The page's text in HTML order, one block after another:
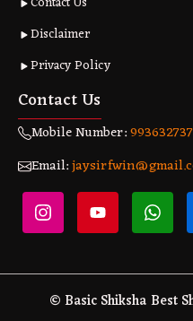
Disclaimer
Privacy Policy
Contact Us
Mobile Number:
Email:
© Basic Shiksha Best